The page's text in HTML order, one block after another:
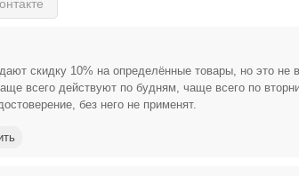
скидку 10% на определённые товары, но это не
всего действуют по будням, чаще всего по
без него не применят.
Открыть